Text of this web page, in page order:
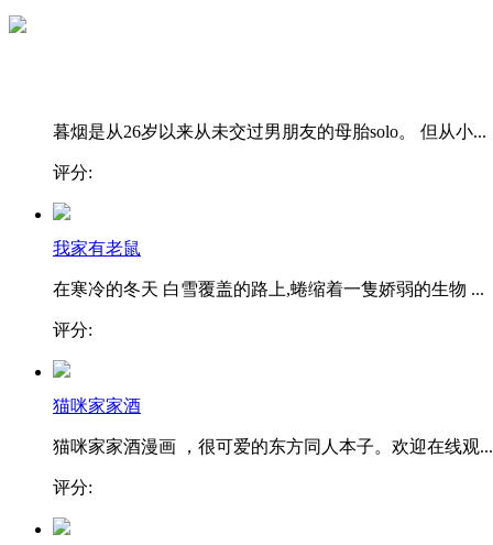
暮烟是从26岁以来从未交过男朋友的母胎solo。 但从小...
评分:
我家有老鼠
在寒冷的冬天 白雪覆盖的路上,蜷缩着一隻娇弱的生物 ...
评分:
猫咪家家酒
猫咪家家酒漫画 ，很可爱的东方同人本子。欢迎在线观...
评分: